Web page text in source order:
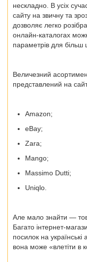
нескладно. В усіх
сайту на звичну та
дозволяє легко
онлайн-каталогах
параметрів для більш
Величезний
представлений на
Amazon;
eBay;
Zara;
Mango;
Massimo Dutti;
Uniqlo.
Але мало знайти —
Багато інтернет-
посилок на
вона може «влетіти в